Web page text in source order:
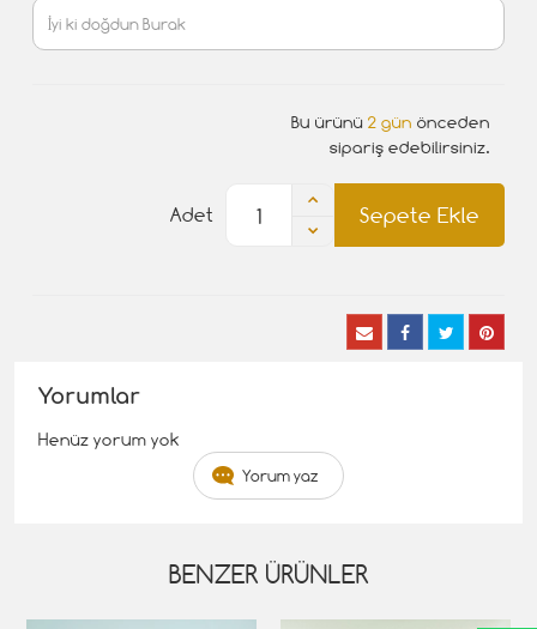
Bu ürünü 2 gün önceden
sipariş edebilirsiniz.
Sepete Ekle
Adet
Yorumlar
Henüz yorum yok
Yorum yaz
BENZER ÜRÜNLER